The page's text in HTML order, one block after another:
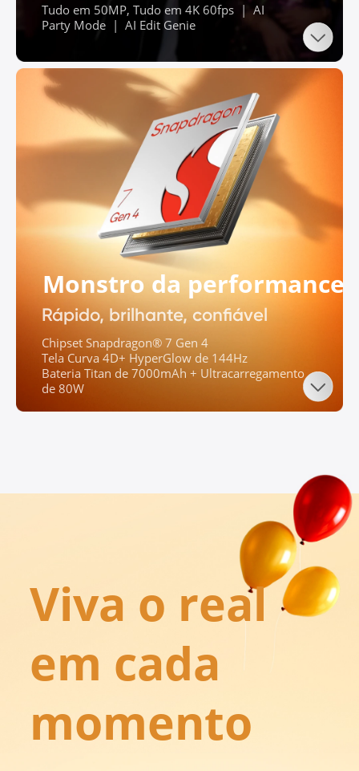
Chipset Snapdragon® 7 Gen 4
Tela Curva 4D+ HyperGlow de 144Hz
Bateria Titan de 7000mAh + Ultracarregamento
de 80W
Rápido, brilhante, confiável
Monstro da performance
Tudo em 50MP, Tudo em 4K 60fps  |  AI
Party Mode  |  AI Edit Genie
Viva o real
em cada
momento